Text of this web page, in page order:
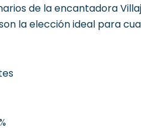
de la encantadora
la elección ideal para